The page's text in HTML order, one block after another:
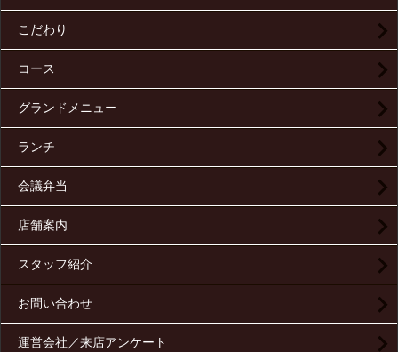
こだわり
コース
グランドメニュー
ランチ
会議弁当
店舗案内
スタッフ紹介
お問い合わせ
運営会社／来店アンケート